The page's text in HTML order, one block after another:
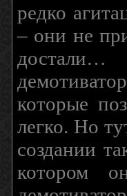
редко
– они не
достали…
которые
легко. Но
создании
котором